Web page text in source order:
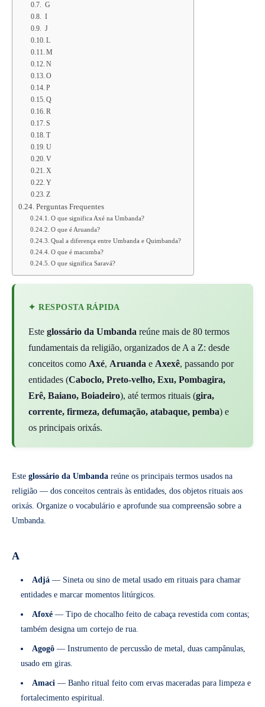
G
I
J
L
M
N
O
P
Q
R
S
T
U
V
X
Y
Z
Perguntas Frequentes
O que significa Axé na Umbanda?
O que é Aruanda?
Qual a diferença entre Umbanda e Quimbanda?
O que é macumba?
O que significa Saravá?
✦ RESPOSTA RÁPIDA
Este glossário da Umbanda reúne mais de 80 termos
fundamentais da religião, organizados de A a Z: desde
conceitos como Axé, Aruanda e Axexê, passando por
entidades (Caboclo, Preto-velho, Exu, Pombagira,
Erê, Baiano, Boiadeiro), até termos rituais (gira,
corrente, firmeza, defumação, atabaque, pemba) e
os principais orixás.
Este glossário da Umbanda reúne os principais termos usados na
religião — dos conceitos centrais às entidades, dos objetos rituais aos
orixás. Organize o vocabulário e aprofunde sua compreensão sobre a
Umbanda.
A
Adjá — Sineta ou sino de metal usado em rituais para chamar
entidades e marcar momentos litúrgicos.
Afoxé — Tipo de chocalho feito de cabaça revestida com contas;
também designa um cortejo de rua.
Agogô — Instrumento de percussão de metal, duas campânulas,
usado em giras.
Amaci — Banho ritual feito com ervas maceradas para limpeza e
fortalecimento espiritual.